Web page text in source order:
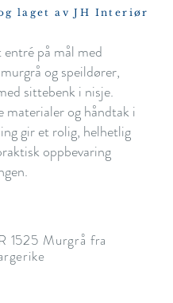
laget av JH Interiør
entré på mål med
og speildører,
sittebenk i nisje.
materialer og håndtak i
gir et rolig, helhetlig
oppbevaring
1525 Murgrå fra